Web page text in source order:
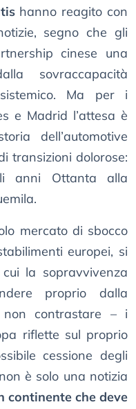
hanno reagito con
segno che gli
cinese una
sovraccapacità
Ma per i
e Madrid l’attesa è
dell’automotive
transizioni dolorose:
anni Ottanta alla
mercato di sbocco
europei, si
la sopravvivenza
proprio dalla
contrastare – i
riflette sul proprio
cessione degli
è solo una notizia
continente che deve